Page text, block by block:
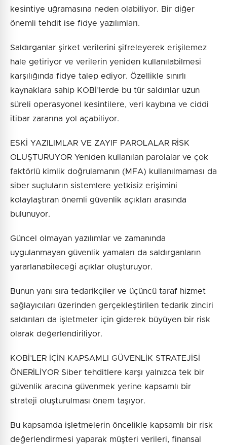
kesintiye uğramasına neden olabiliyor. Bir diğer
önemli tehdit ise fidye yazılımları.
Saldırganlar şirket verilerini şifreleyerek erişilemez
hale getiriyor ve verilerin yeniden kullanılabilmesi
karşılığında fidye talep ediyor. Özellikle sınırlı
kaynaklara sahip KOBİ’lerde bu tür saldırılar uzun
süreli operasyonel kesintilere, veri kaybına ve ciddi
itibar zararına yol açabiliyor.
ESKİ YAZILIMLAR VE ZAYIF PAROLALAR RİSK
OLUŞTURUYOR Yeniden kullanılan parolalar ve çok
faktörlü kimlik doğrulamanın (MFA) kullanılmaması da
siber suçluların sistemlere yetkisiz erişimini
kolaylaştıran önemli güvenlik açıkları arasında
bulunuyor.
Güncel olmayan yazılımlar ve zamanında
uygulanmayan güvenlik yamaları da saldırganların
yararlanabileceği açıklar oluşturuyor.
Bunun yanı sıra tedarikçiler ve üçüncü taraf hizmet
sağlayıcıları üzerinden gerçekleştirilen tedarik zinciri
saldırıları da işletmeler için giderek büyüyen bir risk
olarak değerlendiriliyor.
KOBİ’LER İÇİN KAPSAMLI GÜVENLİK STRATEJİSİ
ÖNERİLİYOR Siber tehditlere karşı yalnızca tek bir
güvenlik aracına güvenmek yerine kapsamlı bir
strateji oluşturulması önem taşıyor.
Bu kapsamda işletmelerin öncelikle kapsamlı bir risk
değerlendirmesi yaparak müşteri verileri, finansal